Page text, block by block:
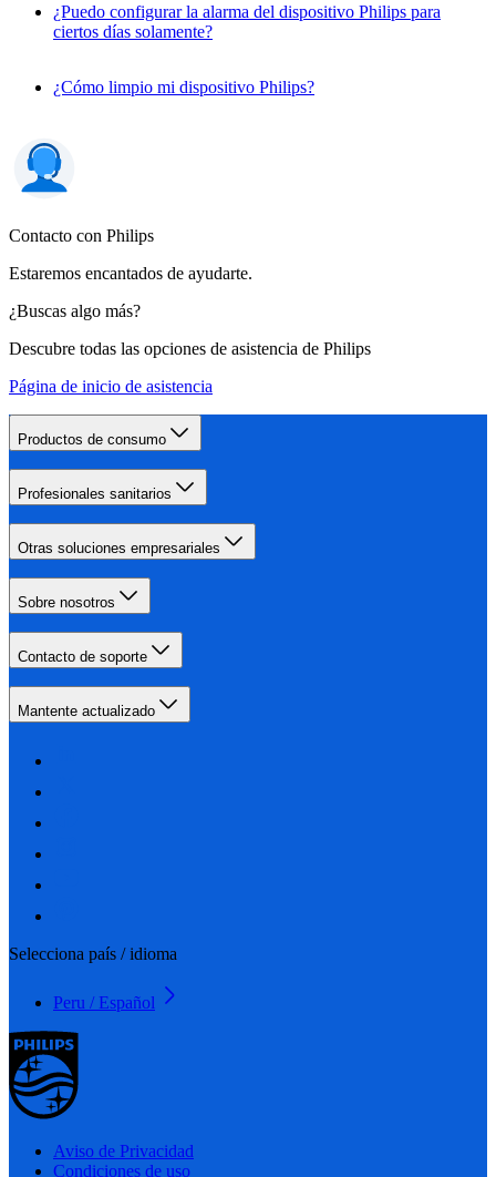
¿Puedo configurar la alarma del dispositivo Philips para
ciertos días solamente?
¿Cómo limpio mi dispositivo Philips?
Contacto con Philips
Estaremos encantados de ayudarte.
¿Buscas algo más?
Descubre todas las opciones de asistencia de Philips
Página de inicio de asistencia
Productos de consumo
Profesionales sanitarios
Otras soluciones empresariales
Sobre nosotros
Contacto de soporte
Mantente actualizado
Selecciona país / idioma
Peru / Español
Aviso de Privacidad
Condiciones de uso